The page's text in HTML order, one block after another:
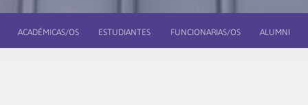
ACADÉMICAS/OS ESTUDIANTES FUNCIONARIAS/OS ALUMNI